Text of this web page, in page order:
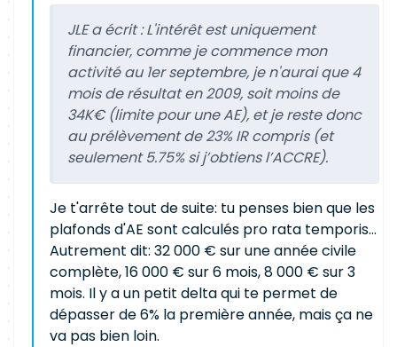
JLE a écrit :L'intérêt est uniquement
financier, comme je commence mon
activité au 1er septembre, je n'aurai que 4
mois de résultat en 2009, soit moins de
34K€ (limite pour une AE), et je reste donc
au prélèvement de 23% IR compris (et
seulement 5.75% si j’obtiens l’ACCRE).
Je t'arrête tout de suite: tu penses bien que les
plafonds d'AE sont calculés pro rata temporis...
Autrement dit: 32 000 € sur une année civile
complète, 16 000 € sur 6 mois, 8 000 € sur 3
mois. Il y a un petit delta qui te permet de
dépasser de 6% la première année, mais ça ne
va pas bien loin.